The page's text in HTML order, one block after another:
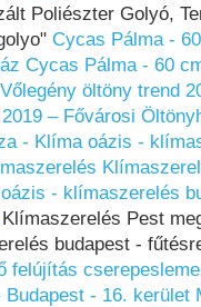
Poliészter Golyó,
Cycas Pálma -
Cycas Pálma - 60
Vőlegény öltöny trend
– Fővárosi
- Klíma oázis -
- klímaszerelés
Klímaszerelés Pest
budapest -
felújítás
- 16. kerület